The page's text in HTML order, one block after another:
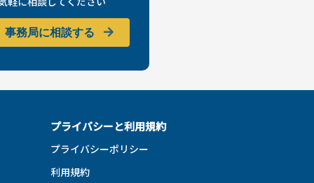
事務局に相談する
プライバシーと利用規約
プライバシーポリシー
利用規約